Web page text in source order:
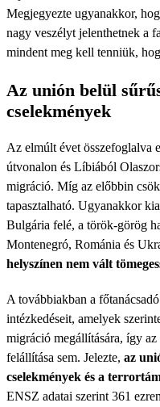
Megjegyezte ugyanakkor,
nagy veszélyt jelenthetnek a
mindent meg kell tenniük,
Az unión belül
cselekmények
Az elmúlt évet összefoglalva
útvonalon és Líbiából
migráció. Míg az előbbin
tapasztalható. Ugyanakkor
Bulgária felé, a török-görög
Montenegró, Románia és
helyszínen nem vált
A továbbiakban a
intézkedéseit, amelyek
migráció megállítására, így
felállítása sem. Jelezte, az
cselekmények és a
ENSZ adatai szerint 361